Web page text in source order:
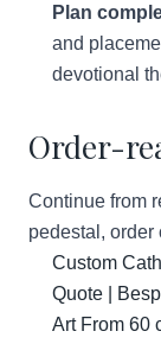
Plan
and
devotional
Order-
Continue from
pedestal, order
Custom
Quote |
Art From 60